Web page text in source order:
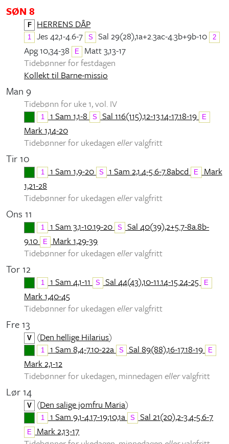
SØN 8
F HERRENS DÅP
1 Jes 42,1-4.6-7 S Sal 29(28),1a+2.3ac-4.3b+9b-10 2
Apg 10,34-38 E
Matt 3,13-17
Tidebønner for festdagen
Kollekt til Barne-missio
Man 9
Tidebønn for uke 1, vol. IV
1 1 Sam 1,1-8 S Sal 116(115),12-13.14-17.18-19 E
Mark 1,14-20
Tidebønner for ukedagen ellervalgfritt
Tir 10
1 1 Sam 1,9-20 S 1 Sam 2,1.4-5.6-7.8abcd E Mark
1,21-28
Tidebønner for ukedagen ellervalgfritt
Ons 11
1 1 Sam 3,1-10.19-20 S
Sal 40(39),2+5.7-8a.8b-
9.10
E
Mark 1,29-39
Tidebønner for ukedagen ellervalgfritt
Tor 12
1 1 Sam 4,1-11 S Sal 44(43),10-11.14-15.24-25 E
Mark 1,40-45
Tidebønner for ukedagen ellervalgfritt
Fre 13
V (Den hellige Hilarius)
1 1 Sam 8,4-7.10-22a S Sal 89(88),16-17.18-19 E
Mark 2,1-12
Tidebønner for ukedagen, minnedagen ellervalgfritt
Lør 14
V (Den salige jomfru Maria)
1 1 Sam 9,1-4.17-19;10,1a S Sal 21(20),2-3.4-5.6-7
E
Mark 2,13-17